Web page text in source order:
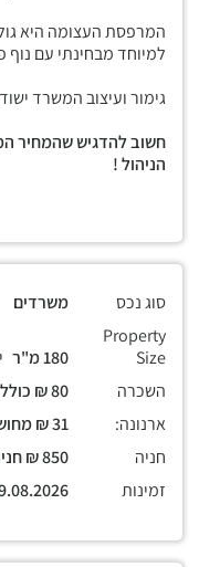
המרפסת העצומה היא
למיוחד מבחינתי עם נוף
גימור ועיצוב המשרד
הניהול !
סוג נכס
משרדים
Property
Size
השכרה
ארנונה:
חניה
זמינות